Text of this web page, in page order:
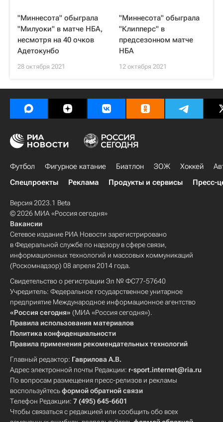
"Миннесота" обыграла
"Милуоки" в матче НБА,
несмотря на 40 очков
Адетокунбо
28 октября 2021
"Миннесота" обыграла
"Клипперс" в
предсезонном матче
НБА
12 октября 2021
Футбол Фигурное катание Биатлон ЗОЖ Хоккей
Спецпроекты
Реклама Продукты и сервисы Пресс-
Версия 2023.1 Beta
© 2026 МИА «Россия сегодня»
Вакансии
Сетевое издание РИА Новости зарегистрировано
в Федеральной службе по надзору в сфере связи,
информационных технологий и массовых коммуникаций
(Роскомнадзор) 08 апреля 2014 года.
Свидетельство о регистрации Эл № ФС77-57640
Учредитель: Федеральное государственное унитарное
предприятие Международное информационное агентство
«Россия сегодня» (МИА «Россия сегодня»).
Правила использования материалов
Политика конфиденциальности
Правила применения рекомендательных технологий
Главный редактор: Гаврилова А.В.
Адрес электронной почты Редакции: r-sport.internet@ria.ru
По вопросам размещения пресс-релизов и рекламы
воспользуйтесьформой обратной связи
Телефон Редакции: 7 (495) 645-6601
Чтобы связаться с редакцией или сообщить обо всех